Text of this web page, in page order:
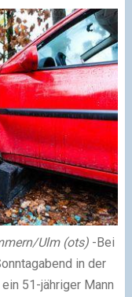
Ulm (ots)-Bei
in der
51-jähriger Mann